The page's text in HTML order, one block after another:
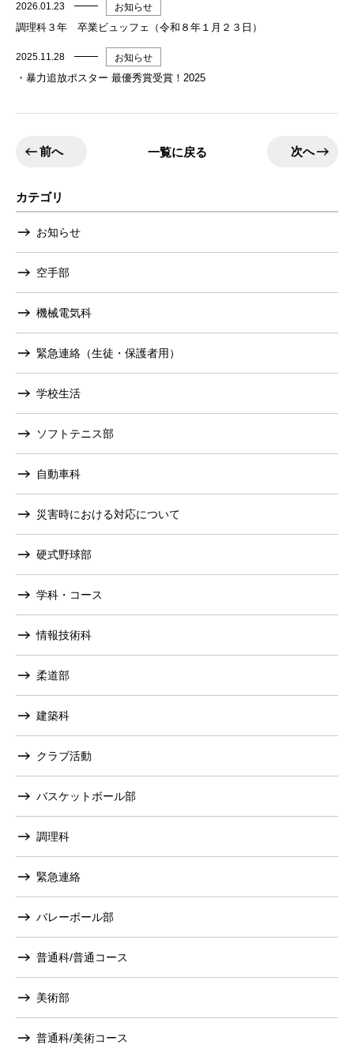
2026.01.23 お知らせ
調理科３年 卒業ビュッフェ（令和８年１月２３日）
2025.11.28 お知らせ
・暴力追放ポスター 最優秀賞受賞！2025
前へ 一覧に戻る 次へ
カテゴリ
お知らせ
空手部
機械電気科
緊急連絡（生徒・保護者用）
学校生活
ソフトテニス部
自動車科
災害時における対応について
硬式野球部
学科・コース
情報技術科
柔道部
建築科
クラブ活動
バスケットボール部
調理科
緊急連絡
バレーボール部
普通科/普通コース
美術部
普通科/美術コース